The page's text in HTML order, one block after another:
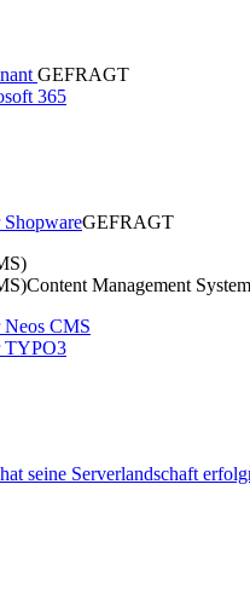
GEFRAGT
365
GEFRAGT
Content Management
Neos CMS
TYPO3
seine Serverlandschaft